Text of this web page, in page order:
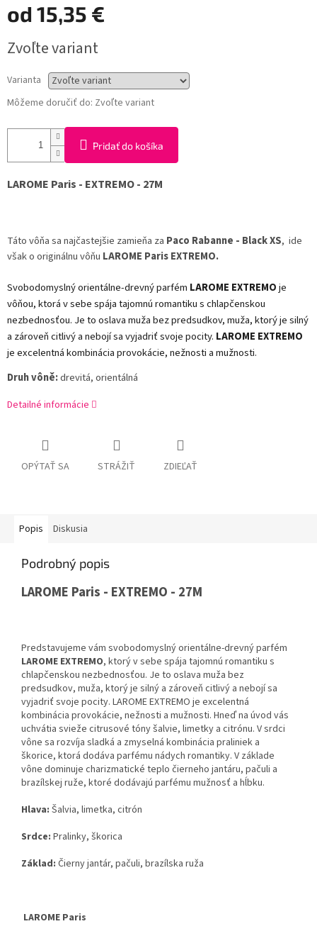
od 15,35 €
cena:
Zvoľte variant
Varianta
Môžeme doručiť do: Zvoľte variant
Pridať do košíka
LAROME Paris - EXTREMO - 27M
Táto vôňa sa najčastejšie zamieňa za Paco Rabanne - Black XS, ide
však o originálnu vôňu LAROME Paris EXTREMO.
Svobodomyslný orientálne-drevný parfém LAROME EXTREMOje
vôňou, ktorá v sebe spája tajomnú romantiku s chlapčenskou
nezbednosťou. Je to oslava muža bez predsudkov, muža, ktorý je silný
a zároveň citlivý a nebojí sa vyjadriť svoje pocity. LAROME EXTREMO
je excelentná kombinácia provokácie, nežnosti a mužnosti.
Druh vôně:drevitá, orientálná
Detailné informácie
OPÝTAŤ SA STRÁŽIŤ ZDIEĽAŤ
Popis Diskusia
Podrobný popis
LAROME Paris - EXTREMO - 27M
Predstavujeme vám svobodomyslný orientálne-drevný parfém
LAROME EXTREMO, ktorý v sebe spája tajomnú romantiku s
chlapčenskou nezbednosťou. Je to oslava muža bez
predsudkov, muža, ktorý je silný a zároveň citlivý a nebojí sa
vyjadriť svoje pocity. LAROME EXTREMO je excelentná
kombinácia provokácie, nežnosti a mužnosti. Hneď na úvod vás
uchvátia svieže citrusové tóny šalvie, limetky a citrónu. V srdci
vône sa rozvíja sladká a zmyselná kombinácia praliniek a
škorice, ktorá dodáva parfému nádych romantiky. V základe
vône dominuje charizmatické teplo čierneho jantáru, pačuli a
brazílskej ruže, ktoré dodávajú parfému mužnosť a hĺbku.
Hlava: Šalvia, limetka, citrón
Srdce: Pralinky, škorica
Základ: Čierny jantár, pačuli, brazílska ruža
LAROME Paris